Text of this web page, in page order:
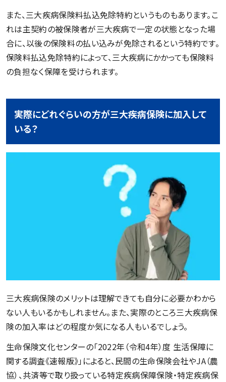
また、三大疾病保険料払込免除特約というものもあります。こ
れは主契約の被保険者が三大疾病で一定の状態となった場
合に、以後の保険料の払い込みが免除されるという特約です。
保険料払込免除特約によって、三大疾病にかかっても保険料
の負担なく保障を受けられます。
実際にどれぐらいの方が三大疾病保険に加入して
いる？
三大疾病保険のメリットは理解できても自分に必要かわから
ない人もいるかもしれません。また、実際のところ三大疾病保
険の加入率はどの程度か気になる人もいるでしょう。
生命保険文化センターの「2022年（令和4年）度 生活保障に
関する調査《速報版》」によると、民間の生命保険会社やJA（農
協）、共済等で取り扱っている特定疾病保障保険・特定疾病保